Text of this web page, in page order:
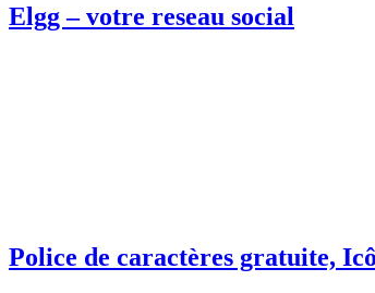
Elgg – votre reseau social
Police de caractères gratuite,